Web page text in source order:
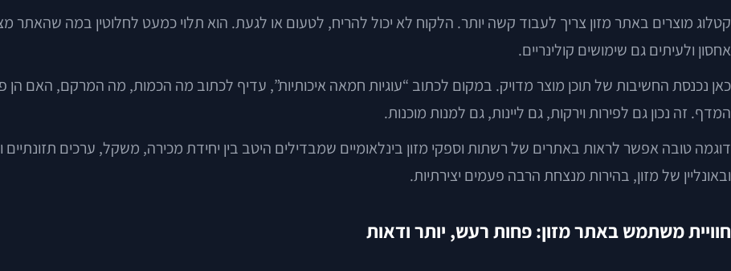
קטלוג מוצרים באתר מזון צריך לעבוד קשה יותר. הלקוח לא יכול להריח, לטעום או לגעת. הוא תלוי כמעט לחלוטין במה
אחסון ולעיתים גם שימושים קולינריים.
כאן נכנסת החשיבות של תוכן מוצר מדויק. במקום לכתוב “עוגיות חמאה איכותיות”, עדיף לכתוב מה הכמות, מה המרקם, האם הן
המדף. זה נכון גם לפירות וירקות, גם ליינות, גם למנות מוכנות.
דוגמה טובה אפשר לראות באתרים של רשתות וספקי מזון בינלאומיים שמבדילים היטב בין יחידת מכירה, משקל, ערכים תזונתיים
ובאונליין של מזון, בהירות מנצחת הרבה פעמים יצירתיות.
חוויית משתמש באתר מזון: פחות רעש, יותר ודאות